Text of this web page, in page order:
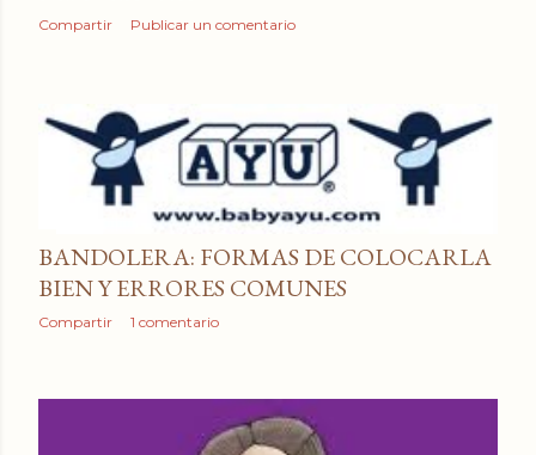
Compartir Publicar un comentario
BANDOLERA: FORMAS DE COLOCARLA
BIEN Y ERRORES COMUNES
Compartir 1 comentario